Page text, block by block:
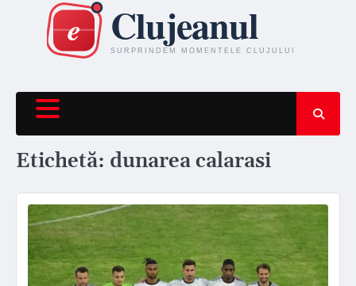
content
Etichetă: dunarea calarasi